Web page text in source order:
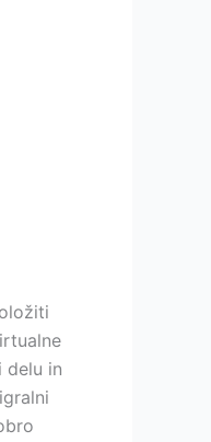
delu in